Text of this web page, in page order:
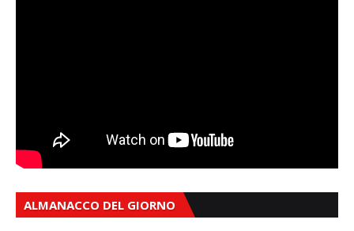
ALMANACCO DEL GIORNO